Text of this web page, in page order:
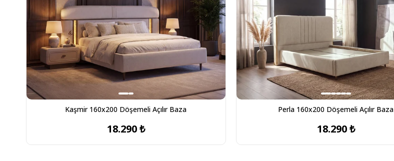
Kaşmir 160x200 Döşemeli Açılır Baza
18.290 ₺
Perla 160x200 Döşemeli Açılır Baza
18.290 ₺